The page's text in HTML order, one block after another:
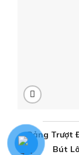
Bảng Trượt
Bút